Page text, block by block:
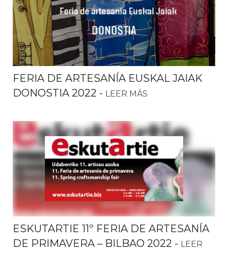
FERIA DE ARTESANÍA EUSKAL JAIAK
DONOSTIA 2022 - LEER MÁS
ESKUTARTIE 11º FERIA DE ARTESANÍA
DE PRIMAVERA – BILBAO 2022 - LEER